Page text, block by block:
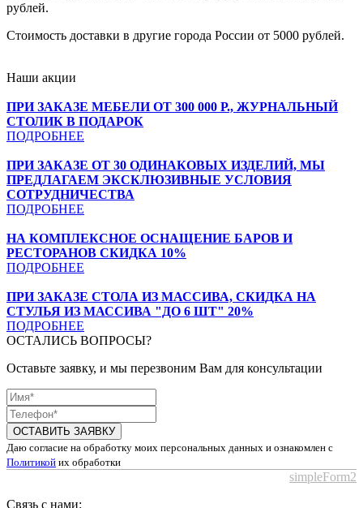
рублей.
Стоимость доставки в другие города России от 5000 рублей.
Наши акции
ПРИ ЗАКАЗЕ МЕБЕЛИ ОТ 300 000 Р., ЖУРНАЛЬНЫЙ
СТОЛИК В ПОДАРОК
ПОДРОБНЕЕ
ПРИ ЗАКАЗЕ ОТ 30 ОДИНАКОВЫХ ИЗДЕЛИЙ, МЫ
ПРЕДЛАГАЕМ ЭКСКЛЮЗИВНЫЕ УСЛОВИЯ
СОТРУДНИЧЕСТВА
ПОДРОБНЕЕ
НА КОМПЛЕКСНОЕ ОСНАЩЕНИЕ БАРОВ И
РЕСТОРАНОВ СКИДКА 10%
ПОДРОБНЕЕ
ПРИ ЗАКАЗЕ СТОЛА ИЗ МАССИВА, СКИДКА НА
СТУЛЬЯ ИЗ МАССИВА "ДО 6 ШТ" 20%
ПОДРОБНЕЕ
ОСТАЛИСЬ ВОПРОСЫ?
Оставьте заявку, и мы перезвоним Вам для консультации
ОСТАВИТЬ ЗАЯВКУ
Даю согласие на обработку моих персональных данных и ознакомлен с
Политикой их обработки
simpleForm2
Связь с нами: